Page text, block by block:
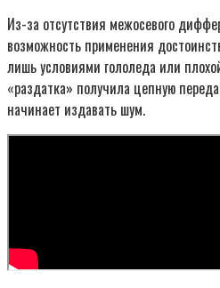
Из-за отсутствия межосевого
возможность применения
лишь условиями гололеда или
«раздатка» получила цепную
начинает издавать шум.